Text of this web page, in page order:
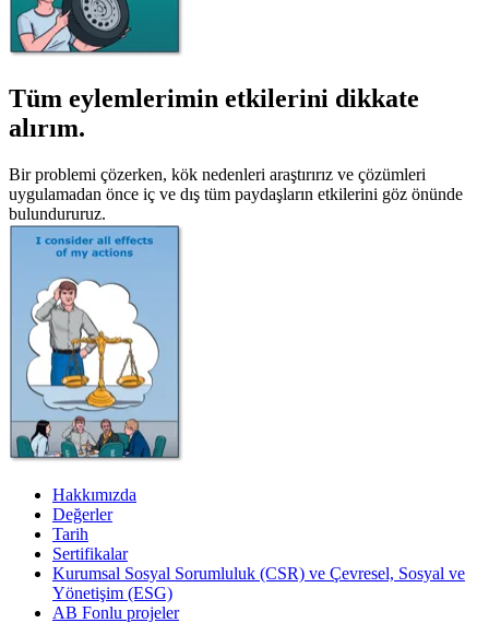
Tüm eylemlerimin etkilerini dikkate
alırım.
Bir problemi çözerken, kök nedenleri araştırırız ve çözümleri
uygulamadan önce iç ve dış tüm paydaşların etkilerini göz önünde
bulundururuz.
Hakkımızda
Değerler
Tarih
Sertifikalar
Kurumsal Sosyal Sorumluluk (CSR) ve Çevresel, Sosyal ve
Yönetişim (ESG)
AB Fonlu projeler